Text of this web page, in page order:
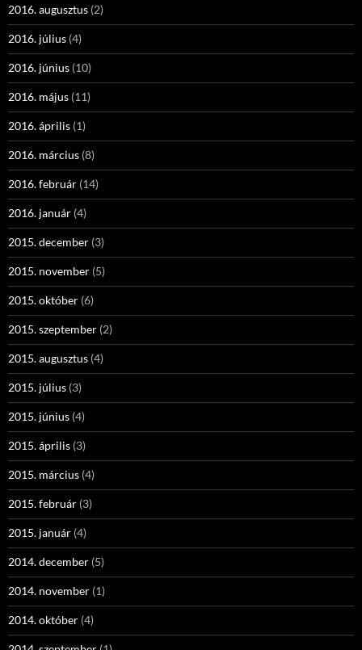
2016. augusztus (2)
2016. július (4)
2016. június (10)
2016. május (11)
2016. április (1)
2016. március (8)
2016. február (14)
2016. január (4)
2015. december (3)
2015. november (5)
2015. október (6)
2015. szeptember (2)
2015. augusztus (4)
2015. július (3)
2015. június (4)
2015. április (3)
2015. március (4)
2015. február (3)
2015. január (4)
2014. december (5)
2014. november (1)
2014. október (4)